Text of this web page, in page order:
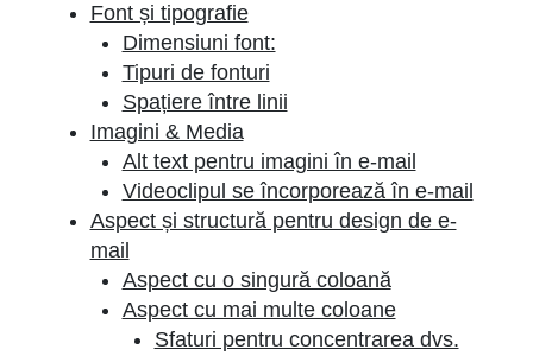
Font și tipografie
Dimensiuni font:
Tipuri de fonturi
Spațiere între linii
Imagini & Media
Alt text pentru imagini în e-mail
Videoclipul se încorporează în e-mail
Aspect și structură pentru design de e-
mail
Aspect cu o singură coloană
Aspect cu mai multe coloane
Sfaturi pentru concentrarea dvs.